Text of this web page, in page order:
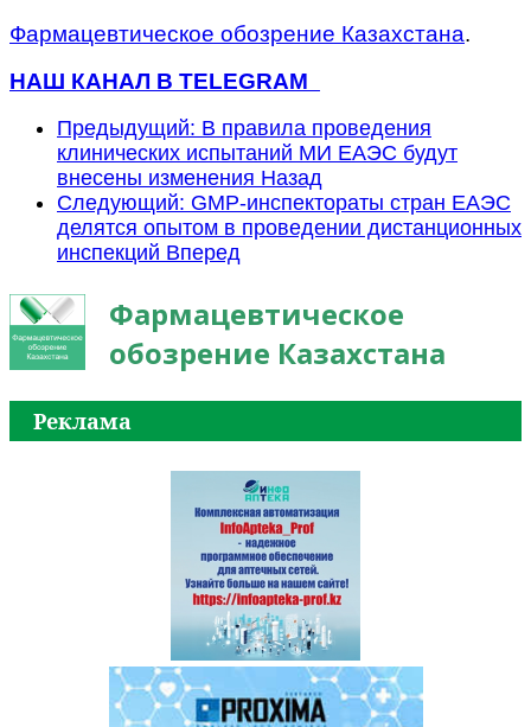
Фармацевтическое обозрение Казахстана.
НАШ КАНАЛ В TELEGRAM
Предыдущий: В правила проведения
клинических испытаний МИ ЕАЭС будут
внесены изменения Назад
Следующий: GMP-инспектораты стран ЕАЭС
делятся опытом в проведении дистанционных
инспекций Вперед
Фармацевтическое
обозрение Казахстана
Реклама